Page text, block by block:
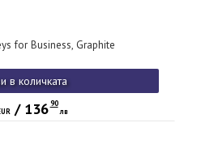
for Business, Graphite
в количката
/ 136 90
лв